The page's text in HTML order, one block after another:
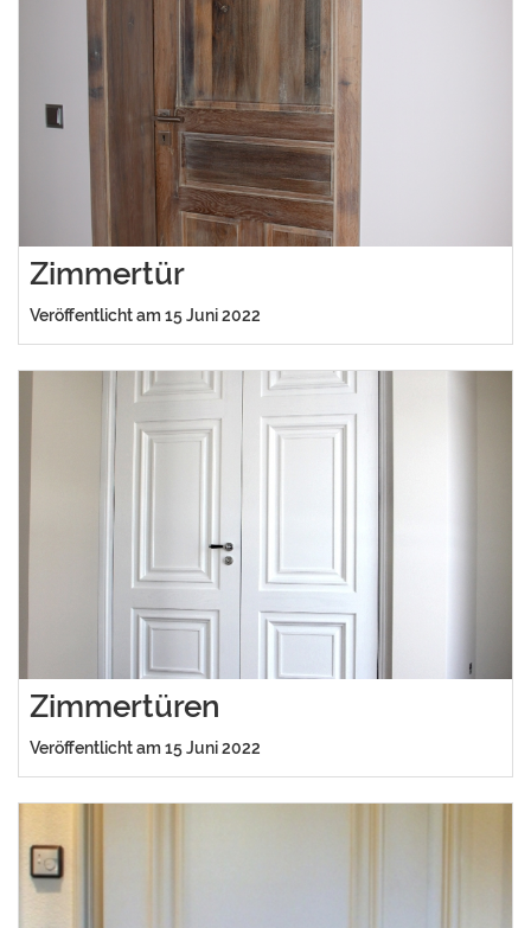
Zimmertür
Veröffentlicht am 15 Juni 2022
Zimmertüren
Veröffentlicht am 15 Juni 2022